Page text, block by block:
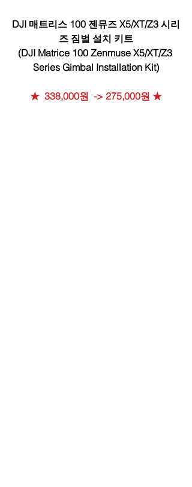
﻿DJI 매트리스 100 젠뮤즈 X5/XT/Z3 시리
즈 짐벌 설치 키트
(DJI Matrice 100 Zenmuse X5/XT/Z3
Series Gimbal Installation Kit)
★  338,000원  -> 275,000원 ★